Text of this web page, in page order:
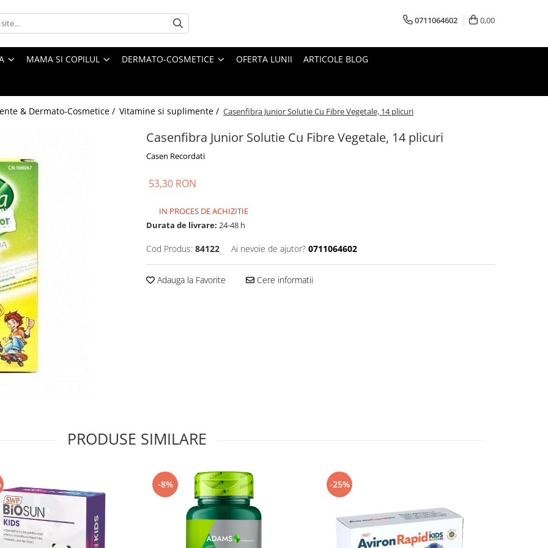
0711064602 0,00
MAMA SI COPILUL DERMATO-COSMETICE OFERTA LUNII ARTICOLE BLOG
& Dermato-Cosmetice / Vitamine si suplimente / Casenfibra Junior Solutie Cu Fibre Vegetale, 14 plicuri
Casenfibra Junior Solutie Cu Fibre Vegetale, 14 plicuri
Casen Recordati
53,30 RON
IN PROCES DE ACHIZITIE
Durata de livrare: 24-48 h
Cod Produs: 84122 Ai nevoie de ajutor? 0711064602
Adauga la Favorite Cere informatii
PRODUSE SIMILARE
-8% -25%